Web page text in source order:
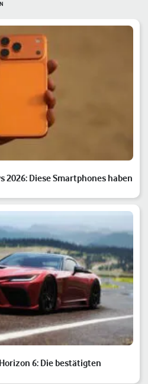
2026: Diese Smartphones haben
6: Die bestätigten